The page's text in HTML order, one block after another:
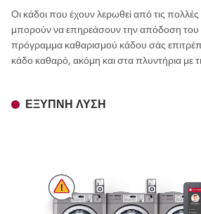
Οι κάδοι που έχουν λερωθεί από τις πολλές
μπορούν να επηρεάσουν την απόδοση του
πρόγραμμα καθαρισμού κάδου σάς
κάδο καθαρό, ακόμη και στα πλυντήρια με
ΈΞΥΠΝΗ ΛΎΣΗ